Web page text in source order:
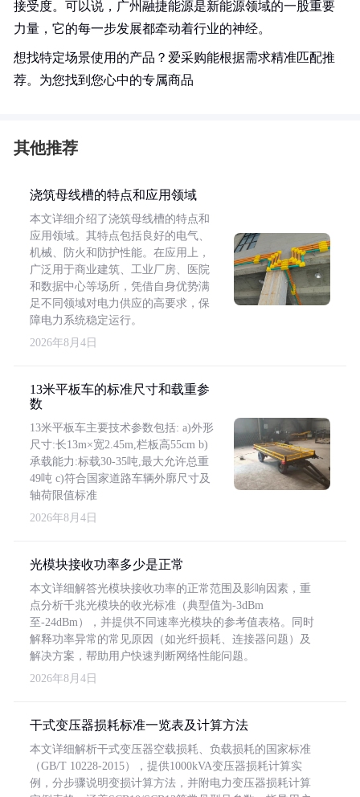
接受度。可以说，广州融捷能源是新能源领域的一股重要
力量，它的每一步发展都牵动着行业的神经。
想找特定场景使用的产品？爱采购能根据需求精准匹配推
荐。为您找到您心中的专属商品
其他推荐
浇筑母线槽的特点和应用领域
本文详细介绍了浇筑母线槽的特点和
应用领域。其特点包括良好的电气、
机械、防火和防护性能。在应用上，
广泛用于商业建筑、工业厂房、医院
和数据中心等场所，凭借自身优势满
足不同领域对电力供应的高要求，保
障电力系统稳定运行。
2026年8月4日
13米平板车的标准尺寸和载重参
数
13米平板车主要技术参数包括: a)外形
尺寸:长13m×宽2.45m,栏板高55cm b)
承载能力:标载30-35吨,最大允许总重
49吨 c)符合国家道路车辆外廓尺寸及
轴荷限值标准
2026年8月4日
光模块接收功率多少是正常
本文详细解答光模块接收功率的正常范围及影响因素，重
点分析千兆光模块的收光标准（典型值为-3dBm
至-24dBm），并提供不同速率光模块的参考值表格。同时
解释功率异常的常见原因（如光纤损耗、连接器问题）及
解决方案，帮助用户快速判断网络性能问题。
2026年8月4日
干式变压器损耗标准一览表及计算方法
本文详细解析干式变压器空载损耗、负载损耗的国家标准
（GB/T 10228-2015），提供1000kVA变压器损耗计算实
例，分步骤说明变损计算方法，并附电力变压器损耗计算